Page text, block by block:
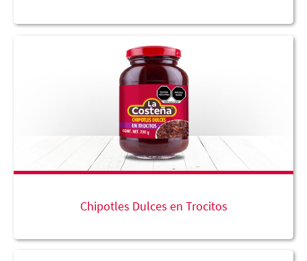
Chipotles Dulces en Trocitos